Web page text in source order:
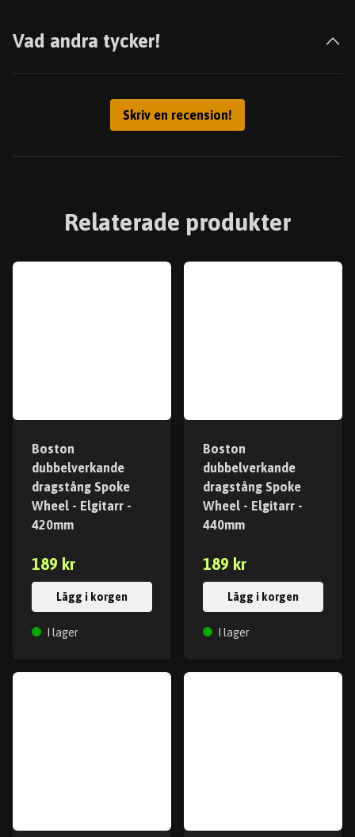
Vad andra tycker!
Skriv en recension!
Relaterade produkter
Boston
dubbelverkande
dragstång Spoke
Wheel - Elgitarr -
420mm
189 kr
Lägg i korgen
I lager
Boston
dubbelverkande
dragstång Spoke
Wheel - Elgitarr -
440mm
189 kr
Lägg i korgen
I lager